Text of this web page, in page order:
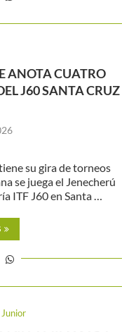
ANOTA CUATRO
J60 SANTA CRUZ
su gira de torneos
se juega el Jenecherú
ITF J60 en Santa …